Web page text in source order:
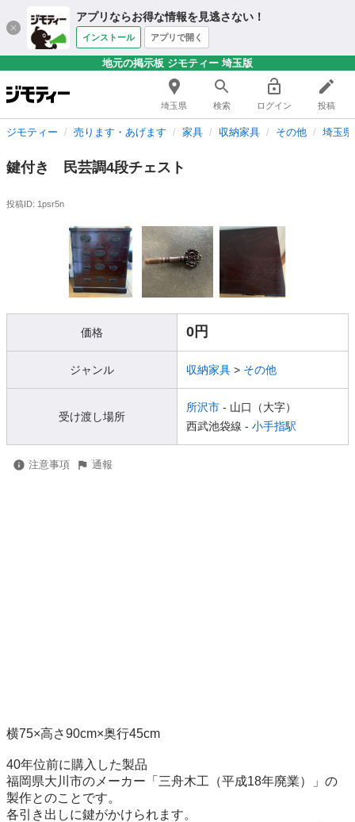
アプリならお得な情報を見逃さない！
インストール アプリで開く
地元の掲示板 ジモティー 埼玉版
埼玉県 検索 ログイン 投稿
ジモティー 売ります・あげます 家具 収納家具 その他 埼玉
鍵付き 民芸調4段チェスト
投稿ID: 1psr5n
価格 0円
ジャンル 収納家具 > その他
受け渡し場所
所沢市 - 山口（大字）
西武池袋線 - 小手指駅
注意事項 通報
横75×高さ90cm×奥行45cm
40年位前に購入した製品
福岡県大川市のメーカー「三舟木工（平成18年廃業）」の
製作とのことです。
各引き出しに鍵がかけられます。